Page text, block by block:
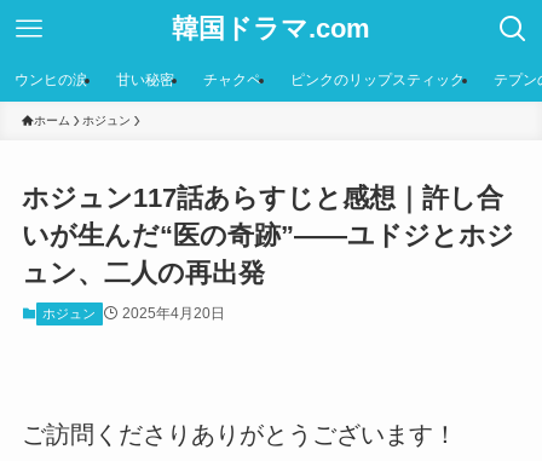
韓国ドラマ.com
ウンヒの涙 甘い秘密 チャクペ ピンクのリップスティック テプン
ホーム ホジュン
ホジュン117話あらすじと感想｜許し合
いが生んだ“医の奇跡”——ユドジとホジ
ュン、二人の再出発
ホジュン 2025年4月20日
ご訪問くださりありがとうございます！